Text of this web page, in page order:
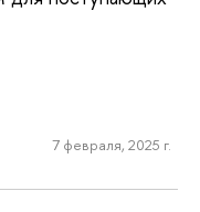
7 февраля, 2025 г.